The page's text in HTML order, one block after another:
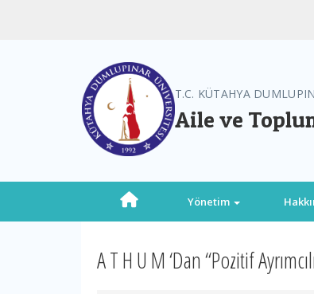
T.C. KÜTAHYA
Aile ve
Yönetim
A T H U M ‘Dan “Pozitif